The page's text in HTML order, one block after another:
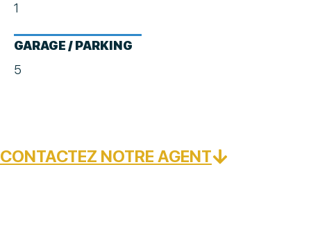
1
GARAGE / PARKING
5
CONTACTEZ NOTRE AGENT